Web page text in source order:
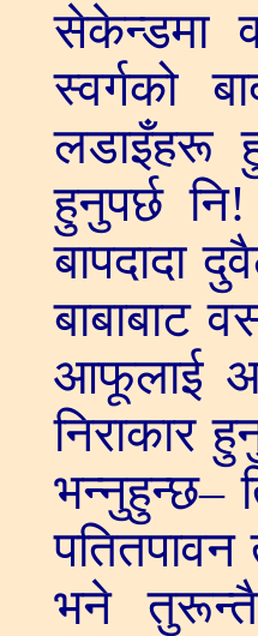
सेकेन्डमा
स्वर्गको
लडाइँहरू
हुनुपर्छ
बापदादा
बाबाबाट
आफूलाई
निराकार
भन्नुहुन्छ–
पतितपावन
भने